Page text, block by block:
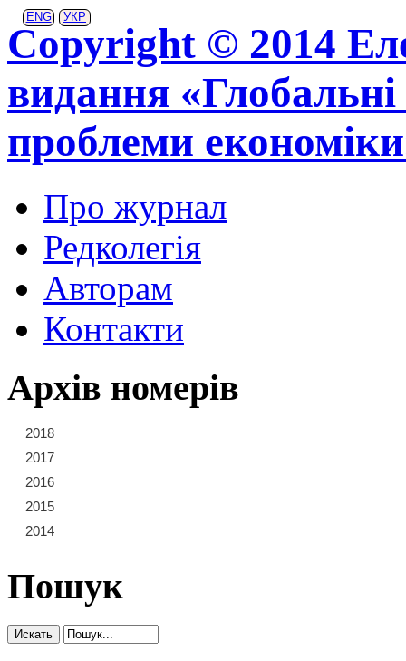
ENG УКР
Copyright © 2014
видання «Глобальні
проблеми
Про журнал
Редколегія
Авторам
Контакти
Архів номерів
2018
2017
2016
2015
2014
Пошук